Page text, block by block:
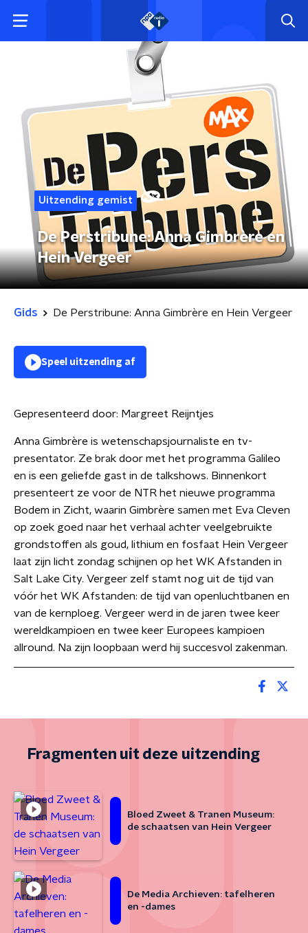
Uitzending gemist
De Perstribune: Anna Gimbrère en
Hein Vergeer
Gids De Perstribune: Anna Gimbrère en Hein Vergeer
Speel uitzending af
Gepresenteerd door: Margreet Reijntjes
Anna Gimbrère is wetenschapsjournaliste en tv-
presentator. Ze brak door met het programma Galileo
en is een geliefde gast in de talkshows. Binnenkort
presenteert ze voor de NTR het nieuwe programma
Bodem in Zicht, waarin Gimbrère samen met Eva Cleven
op zoek goed naar het verhaal achter veelgebruikte
grondstoffen als goud, lithium en fosfaat Hein Vergeer
laat zijn licht zondag schijnen op het WK Afstanden in
Salt Lake City. Vergeer zelf stamt nog uit de tijd van
vóór het WK Afstanden: de tijd van openluchtbanen en
van de kernploeg. Vergeer werd in de jaren twee keer
wereldkampioen en twee keer Europees kampioen
allround. Na zijn loopbaan werd hij succesvol zakenman.
Fragmenten uit deze uitzending
Bloed Zweet & Tranen Museum:
de schaatsen van Hein Vergeer
De Media Archieven: tafelheren
en -dames